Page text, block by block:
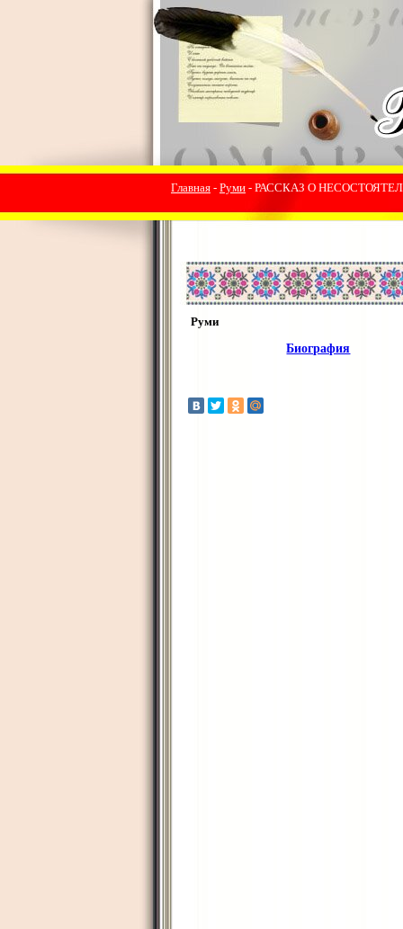
Главная - Руми - РАССКАЗ О
Руми
Биография